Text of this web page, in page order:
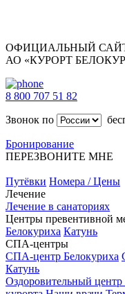
ОФИЦИАЛЬНЫЙ
АО «КУРОРТ
8 800 707 51 82
Звонок по
Бронирование
ПЕРЕЗВОНИТЕ МНЕ
Путёвки Номера / Цены
Лечение
Лечение в санаториях
Центры превентивной
Белокуриха Катунь
СПА-центры
СПА-центр Белокуриха
Катунь
Оздоровительный